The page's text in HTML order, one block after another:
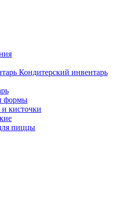
Кондитерский инвентарь
формы
кисточки
пиццы